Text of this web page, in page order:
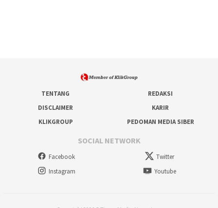
TENTANG
REDAKSI
DISCLAIMER
KARIR
KLIKGROUP
PEDOMAN MEDIA SIBER
SOCIAL NETWORK
Facebook
Twitter
Instagram
Youtube